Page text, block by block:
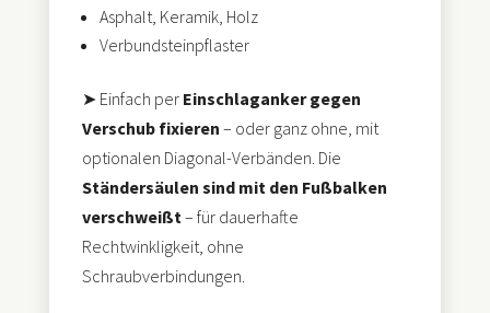
Asphalt, Keramik, Holz
Verbundsteinpflaster
➤ Einfach per Einschlaganker gegen
Verschub fixieren – oder ganz ohne, mit
optionalen Diagonal-Verbänden. Die
Ständersäulen sind mit den Fußbalken
verschweißt – für dauerhafte
Rechtwinkligkeit, ohne
Schraubverbindungen.